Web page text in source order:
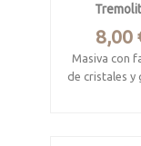
8,00
Masiva con
de cristales y